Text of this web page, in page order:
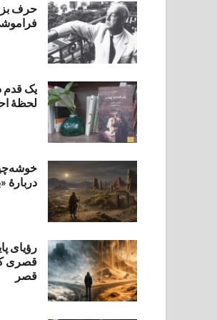
حرف
یک قدم
لحظهٔ
دربارهٔ
رؤیای
قصری
قصر